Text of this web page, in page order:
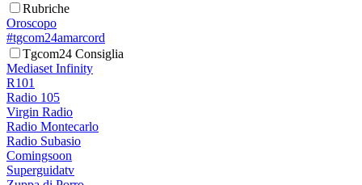
Rubriche
Oroscopo
#tgcom24amarcord
Tgcom24 Consiglia
Mediaset Infinity
R101
Radio 105
Virgin Radio
Radio Montecarlo
Radio Subasio
Comingsoon
Superguidatv